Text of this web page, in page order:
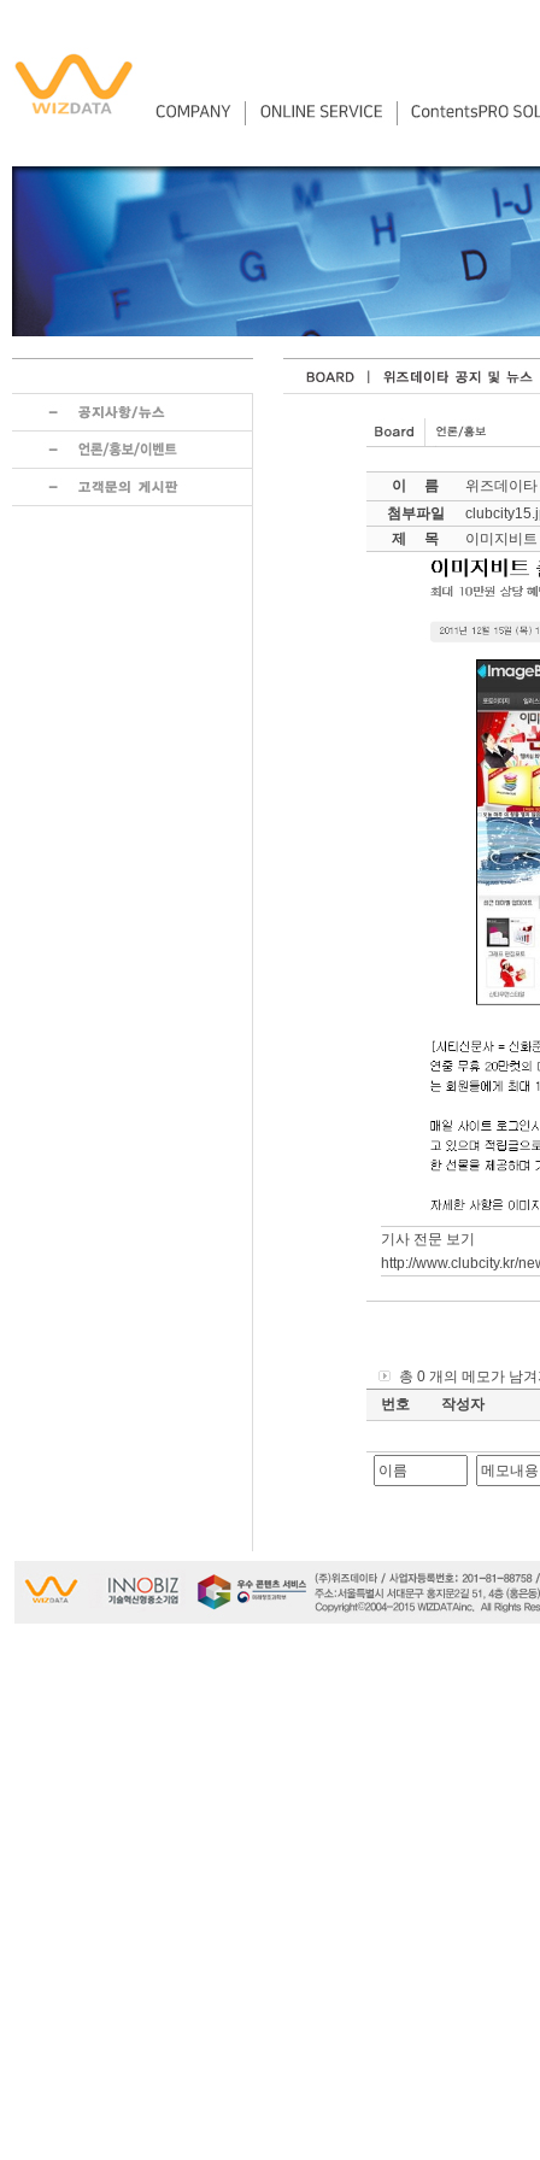
이 름
위즈데이타
첨부파일
제 목
이미지비
기사 전문 보기
http://www.clubcity.kr/
총 0 개의 메모가 남
번호
작성자